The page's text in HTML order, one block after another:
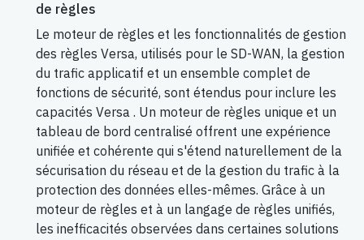
de règles
Le moteur de règles et les fonctionnalités de gestion
des règles Versa, utilisés pour le SD-WAN, la gestion
du trafic applicatif et un ensemble complet de
fonctions de sécurité, sont étendus pour inclure les
capacités Versa . Un moteur de règles unique et un
tableau de bord centralisé offrent une expérience
unifiée et cohérente qui s'étend naturellement de la
sécurisation du réseau et de la gestion du trafic à la
protection des données elles-mêmes. Grâce à un
moteur de règles et à un langage de règles unifiés,
les inefficacités observées dans certaines solutions